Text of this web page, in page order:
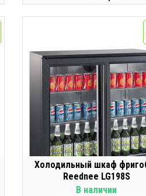
Холодильный шкаф
Reednee LG198S
В наличии